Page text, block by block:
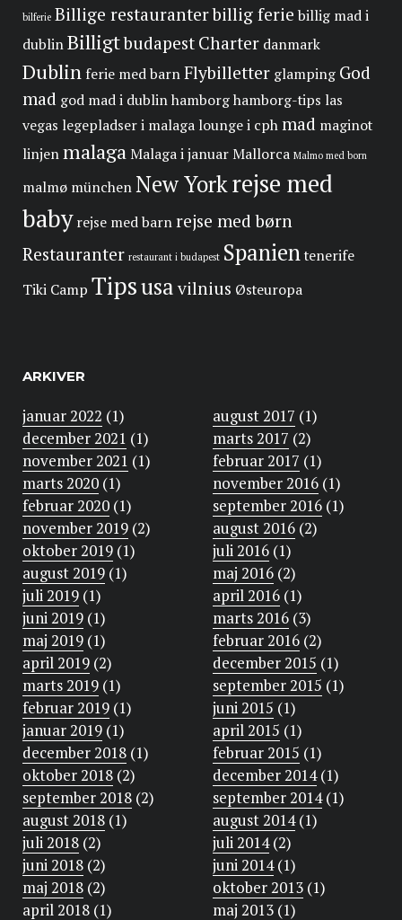
bilferie Billige restauranterbillig ferie billig mad i
dublinBilligtbudapestCharter danmark
Dublin ferie med barnFlybilletter glamping God
mad god mad i dublinhamborghamborg-tips las
vegas legepladser i malaga lounge i cphmad maginot
linjenmalagaMalaga i januarMallorca Malmo med born
malmø münchenNew Yorkrejse med
baby rejse med barnrejse med børn
Restauranter restaurant i budapest Spanientenerife
Tiki Camp Tipsusavilnius Østeuropa
ARKIVER
januar 2022 (1)
december 2021 (1)
november 2021 (1)
marts 2020 (1)
februar 2020 (1)
november 2019 (2)
oktober 2019 (1)
august 2019 (1)
juli 2019 (1)
juni 2019 (1)
maj 2019 (1)
april 2019 (2)
marts 2019 (1)
februar 2019 (1)
januar 2019 (1)
december 2018 (1)
oktober 2018 (2)
september 2018 (2)
august 2018 (1)
juli 2018 (2)
juni 2018 (2)
maj 2018 (2)
april 2018 (1)
august 2017 (1)
marts 2017 (2)
februar 2017 (1)
november 2016(1)
september 2016(1)
august 2016(2)
juli 2016(1)
maj 2016(2)
april 2016(1)
marts 2016(3)
februar 2016(2)
december 2015 (1)
september 2015 (1)
juni 2015 (1)
april 2015 (1)
februar 2015 (1)
december 2014(1)
september 2014(1)
august 2014(1)
juli 2014(2)
juni 2014(1)
oktober 2013(1)
maj 2013(1)